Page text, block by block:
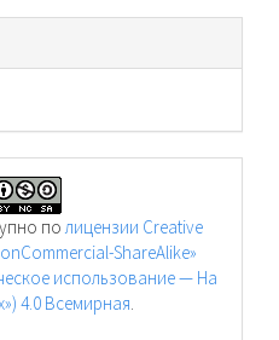
полицензии Creative
ShareAlike»
использование — На
4.0 Всемирная.